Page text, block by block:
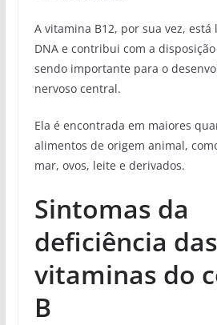
A vitamina B12, por sua vez,
DNA e contribui com a
sendo importante para o
nervoso central.
Ela é encontrada em maiores
alimentos de origem animal,
mar, ovos, leite e derivados.
Sintomas da
deficiência das
vitaminas do
B